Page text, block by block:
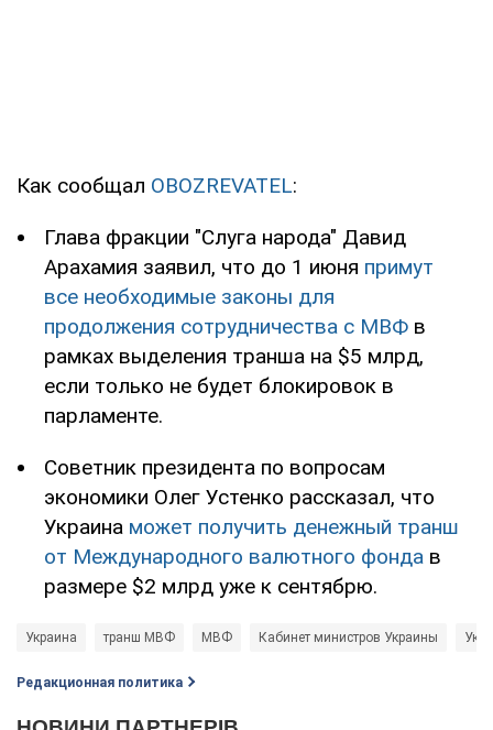
Как сообщал OBOZREVATEL:
Глава фракции "Слуга народа" Давид
Арахамия заявил, что до 1 июня примут
все необходимые законы для
продолжения сотрудничества с МВФ в
рамках выделения транша на $5 млрд,
если только не будет блокировок в
парламенте.
Советник президента по вопросам
экономики Олег Устенко рассказал, что
Украина может получить денежный транш
от Международного валютного фонда в
размере $2 млрд уже к сентябрю.
Украина транш МВФ МВФ Кабинет министров Украины
Редакционная политика